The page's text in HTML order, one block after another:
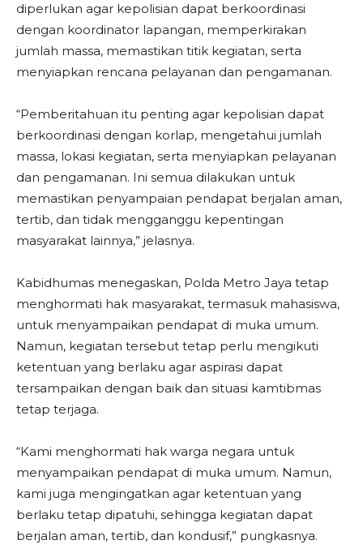
diperlukan agar kepolisian dapat berkoordinasi
dengan koordinator lapangan, memperkirakan
jumlah massa, memastikan titik kegiatan, serta
menyiapkan rencana pelayanan dan pengamanan.
“Pemberitahuan itu penting agar kepolisian dapat
berkoordinasi dengan korlap, mengetahui jumlah
massa, lokasi kegiatan, serta menyiapkan pelayanan
dan pengamanan. Ini semua dilakukan untuk
memastikan penyampaian pendapat berjalan aman,
tertib, dan tidak mengganggu kepentingan
masyarakat lainnya,” jelasnya.
Kabidhumas menegaskan, Polda Metro Jaya tetap
menghormati hak masyarakat, termasuk mahasiswa,
untuk menyampaikan pendapat di muka umum.
Namun, kegiatan tersebut tetap perlu mengikuti
ketentuan yang berlaku agar aspirasi dapat
tersampaikan dengan baik dan situasi kamtibmas
tetap terjaga.
“Kami menghormati hak warga negara untuk
menyampaikan pendapat di muka umum. Namun,
kami juga mengingatkan agar ketentuan yang
berlaku tetap dipatuhi, sehingga kegiatan dapat
berjalan aman, tertib, dan kondusif,” pungkasnya.